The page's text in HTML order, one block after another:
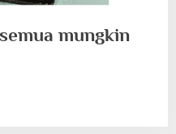
mungkin